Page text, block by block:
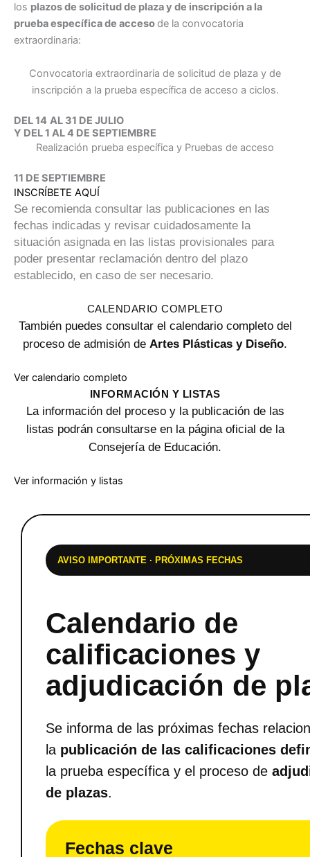
los plazos de solicitud de plaza y de inscripción a la
prueba específica de accesode la convocatoria
extraordinaria:
Convocatoria extraordinaria de solicitud de plaza y de
inscripción a la prueba específica de acceso a ciclos.
DEL 14 AL 31 DE JULIO
Y DEL 1 AL 4 DE SEPTIEMBRE
Realización prueba específica y Pruebas de acceso
11 DE SEPTIEMBRE
INSCRÍBETE AQUÍ
Se recomienda consultar las publicaciones en las
fechas indicadas y revisar cuidadosamente la
situación asignada en las listas provisionales para
poder presentar reclamación dentro del plazo
establecido, en caso de ser necesario.
CALENDARIO COMPLETO
También puedes consultar el calendario completo del
proceso de admisión de Artes Plásticas y Diseño.
Ver calendario completo
INFORMACIÓN Y LISTAS
La información del proceso y la publicación de las
listas podrán consultarse en la página oficial de la
Consejería de Educación.
Ver información y listas
AVISO IMPORTANTE · PRÓXIMAS FECHAS
Calendario de
calificaciones y
adjudicación de
Se informa de las próximas fechas
la publicación de las calificaciones
la prueba específica y el proceso de
de plazas.
Fechas clave